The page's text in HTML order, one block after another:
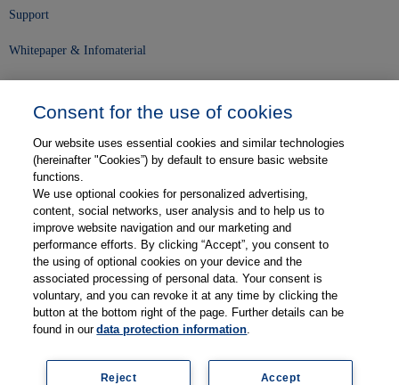
Support
Whitepaper & Infomaterial
Karriere
Kontakt
Web-Semniare
Anwenderberichte
Partner
Consent for the use of cookies
Our website uses essential cookies and similar technologies
(hereinafter "Cookies”) by default to ensure basic website
functions.
We use optional cookies for personalized advertising,
content, social networks, user analysis and to help us to
improve website navigation and our marketing and
performance efforts. By clicking “Accept”, you consent to
the using of optional cookies on your device and the
associated processing of personal data. Your consent is
voluntary, and you can revoke it at any time by clicking the
button at the bottom right of the page. Further details can be
found in ourdata protection information.
Accept
Reject